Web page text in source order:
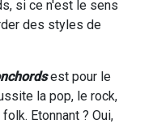
si ce n'est le sens
des styles de
est pour le
la pop, le rock,
Etonnant ? Oui,